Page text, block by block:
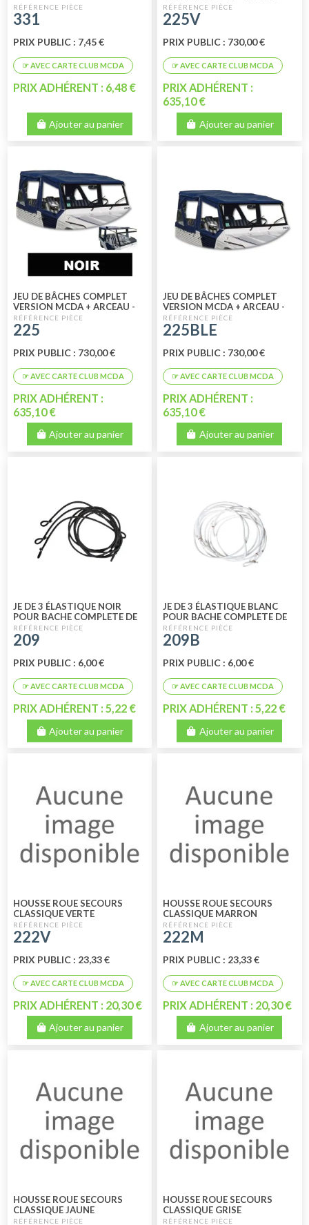
331
PRIX PUBLIC : 7,45 €
PRIX ADHÉRENT : 6,48 €
Ajouter au panier
VERT
225V
PRIX PUBLIC : 730,00 €
PRIX ADHÉRENT :
635,10 €
Ajouter au panier
JEU DE BÂCHES COMPLET
VERSION MCDA + ARCEAU -
NOIR
225
PRIX PUBLIC : 730,00 €
PRIX ADHÉRENT :
635,10 €
Ajouter au panier
JEU DE BÂCHES COMPLET
VERSION MCDA + ARCEAU -
BLEU
225BLE
PRIX PUBLIC : 730,00 €
PRIX ADHÉRENT :
635,10 €
Ajouter au panier
JE DE 3 ÉLASTIQUE NOIR
POUR BACHE COMPLETE DE
MEHARI
209
PRIX PUBLIC : 6,00 €
PRIX ADHÉRENT : 5,22 €
Ajouter au panier
JE DE 3 ÉLASTIQUE BLANC
POUR BACHE COMPLETE DE
MEHARI
209B
PRIX PUBLIC : 6,00 €
PRIX ADHÉRENT : 5,22 €
Ajouter au panier
HOUSSE ROUE SECOURS
CLASSIQUE VERTE
222V
PRIX PUBLIC : 23,33 €
PRIX ADHÉRENT : 20,30 €
Ajouter au panier
HOUSSE ROUE SECOURS
CLASSIQUE MARRON
222M
PRIX PUBLIC : 23,33 €
PRIX ADHÉRENT : 20,30 €
Ajouter au panier
HOUSSE ROUE SECOURS
CLASSIQUE JAUNE
HOUSSE ROUE SECOURS
CLASSIQUE GRISE